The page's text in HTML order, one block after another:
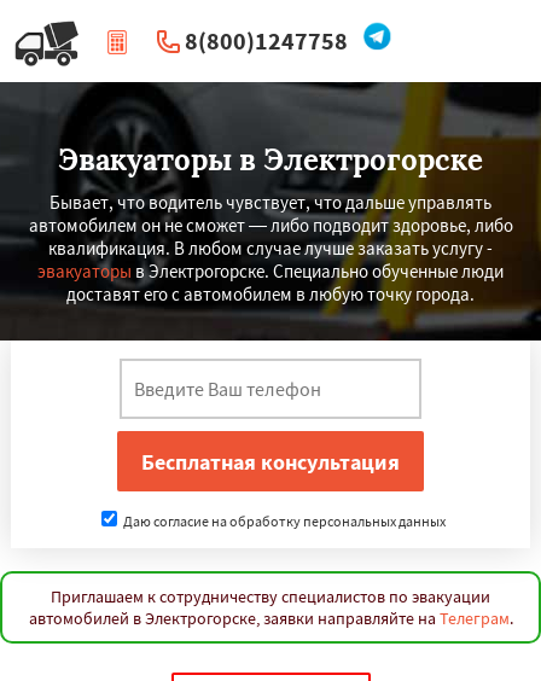
8(800)1247758
| Перезвоните мне
Эвакуаторы в Электрогорске
Бывает, что водитель чувствует, что дальше управлять
автомобилем он не сможет — либо подводит здоровье, либо
квалификация. В любом случае лучше заказать услугу -
эвакуаторы в Электрогорске. Специально обученные люди
доставят его с автомобилем в любую точку города.
Даю согласие на обработку персональных данных
Приглашаем к сотрудничеству специалистов по эвакуации
автомобилей в Электрогорске, заявки направляйте на Телеграм.